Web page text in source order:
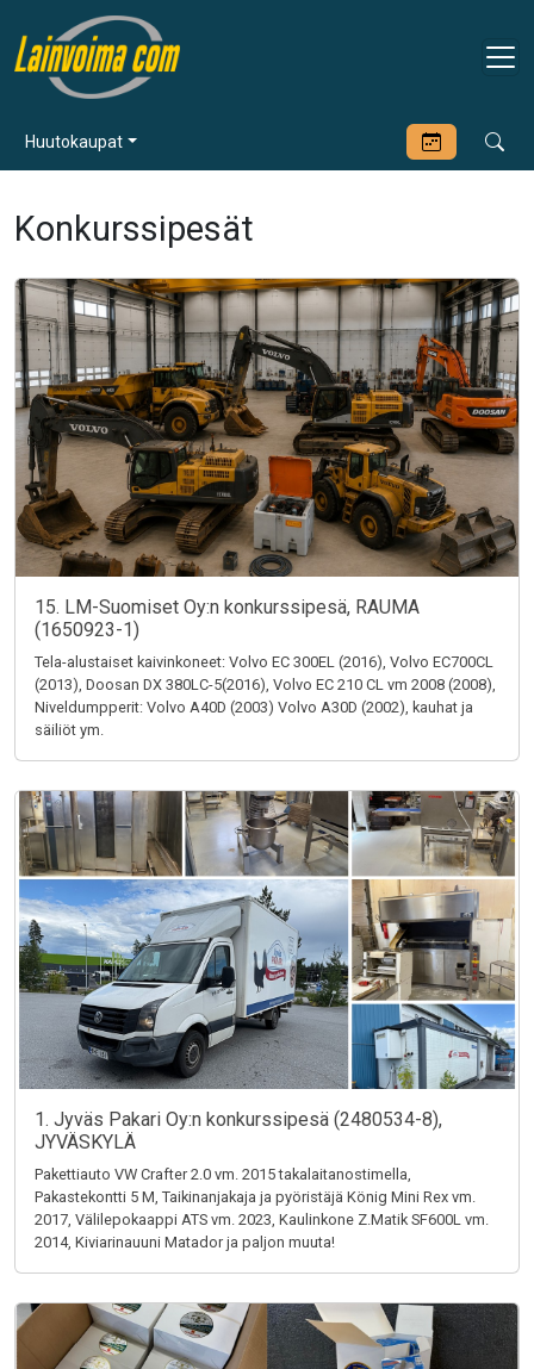
Huutokaupat
Konkurssipesät
15. LM-Suomiset Oy:n konkurssipesä, RAUMA
(1650923-1)
Tela-alustaiset kaivinkoneet: Volvo EC 300EL (2016), Volvo EC700CL
(2013), Doosan DX 380LC-5(2016), Volvo EC 210 CL vm 2008 (2008),
Niveldumpperit: Volvo A40D (2003) Volvo A30D (2002), kauhat ja
säiliöt ym.
1. Jyväs Pakari Oy:n konkurssipesä (2480534-8),
JYVÄSKYLÄ
Pakettiauto VW Crafter 2.0 vm. 2015 takalaitanostimella,
Pakastekontti 5 M, Taikinanjakaja ja pyöristäjä König Mini Rex vm.
2017, Välilepokaappi ATS vm. 2023, Kaulinkone Z.Matik SF600L vm.
2014, Kiviarinauuni Matador ja paljon muuta!